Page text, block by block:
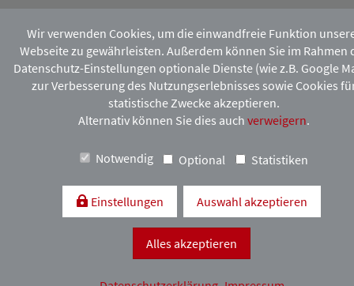
Wir verwenden Cookies, um die einwandfreie Funktion
Webseite zu gewährleisten. Außerdem können Sie im Rahmen
Datenschutz-Einstellungen optionale Dienste (wie z.B. Google
zur Verbesserung des Nutzungserlebnisses sowie Cookies
statistische Zwecke akzeptieren.
Alternativ können Sie dies auch verweigern.
Notwendig Optional Statistiken
Einstellungen Auswahl akzeptieren
Alles akzeptieren